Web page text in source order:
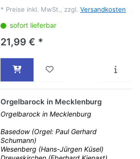
* Preise inkl. MwSt., zzgl. Versandkosten
sofort lieferbar
21,99 € *
Orgelbarock in Mecklenburg
Orgelbarock in Mecklenburg
Basedow (Orgel: Paul Gerhard
Schumann)
Wesenberg (Hans-Jürgen Küsel)